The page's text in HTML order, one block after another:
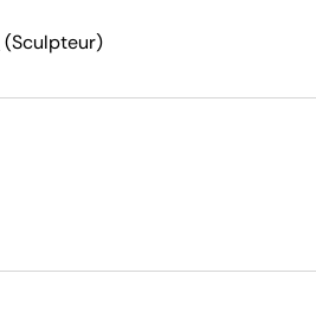
(Sculpteur)